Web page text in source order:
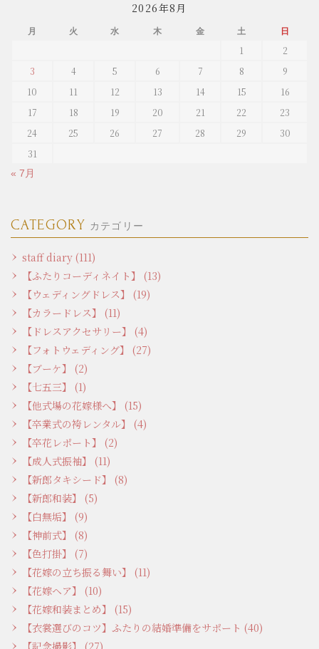
2026年8月
月 火 水 木 金 土 日
1
2
3
4 5 6 7 8
9
10
11 12 13 14 15
16
17
18 19 20 21 22
23
24
25 26 27 28 29
30
31
« 7月
CATEGORY カテゴリー
staff diary (111)
【ふたりコーディネイト】 (13)
【ウェディングドレス】 (19)
【カラードレス】 (11)
【ドレスアクセサリー】 (4)
【フォトウェディング】 (27)
【ブーケ】 (2)
【七五三】 (1)
【他式場の花嫁様へ】 (15)
【卒業式の袴レンタル】 (4)
【卒花レポート】 (2)
【成人式振袖】 (11)
【新郎タキシード】 (8)
【新郎和装】 (5)
【白無垢】 (9)
【神前式】 (8)
【色打掛】 (7)
【花嫁の立ち振る舞い】 (11)
【花嫁ヘア】 (10)
【花嫁和装まとめ】 (15)
【衣裳選びのコツ】ふたりの結婚準備をサポート (40)